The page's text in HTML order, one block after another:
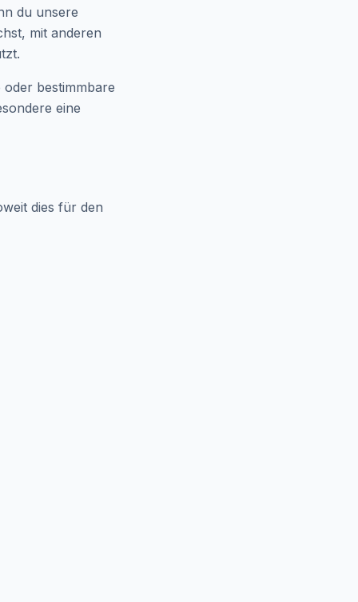
du unsere
mit anderen
bestimmbare
eine
dies für den